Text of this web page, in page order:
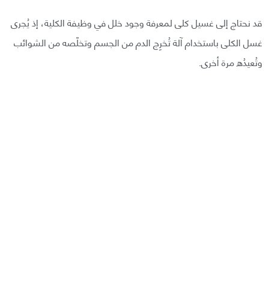
قد نحتاج إلى غسيل كلى لمعرفة وجود خلل في وظيفة الكلية، إذ يُجرى
غسل الكلى باستخدام آلة تُخرِج الدم من الجسم وتخلّصه من الشوائب
وتُعيدُه مرة أخرى.